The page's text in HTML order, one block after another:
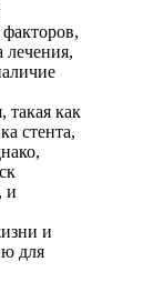
лечения,
такая как
стента,
и
и
для